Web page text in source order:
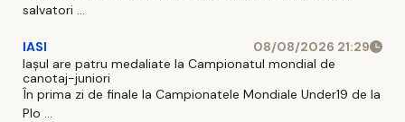
salvatori ...
IASI
08/08/2026 21:29
Iaşul are patru medaliate la Campionatul mondial de
canotaj-juniori
În prima zi de finale la Campionatele Mondiale Under19 de la
Plo ...